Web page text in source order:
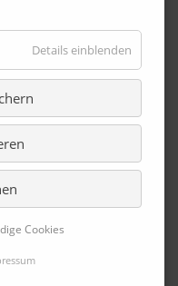
Details einblenden
Cookies